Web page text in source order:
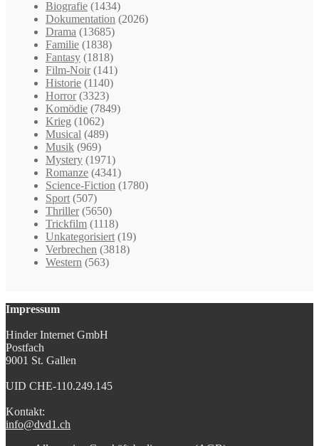
Biografie (1434)
Dokumentation (2026)
Drama (13685)
Familie (1838)
Fantasy (1818)
Film-Noir (141)
Historie (1140)
Horror (3323)
Komödie (7849)
Krieg (1062)
Musical (489)
Musik (969)
Mystery (1971)
Romanze (4341)
Science-Fiction (1780)
Sport (507)
Thriller (5650)
Trickfilm (1118)
Unkategorisiert (19)
Verbrechen (3818)
Western (563)
Impressum
Hinder Internet GmbH
Postfach
9001 St. Gallen
UID CHE-110.249.145
Kontakt:
info@dvd1.ch